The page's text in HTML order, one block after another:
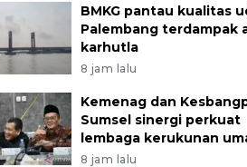
BMKG pantau kualitas
Palembang terdampak
karhutla
8 jam lalu
Kemenag dan
Sumsel sinergi perkuat
lembaga kerukunan
8 jam lalu